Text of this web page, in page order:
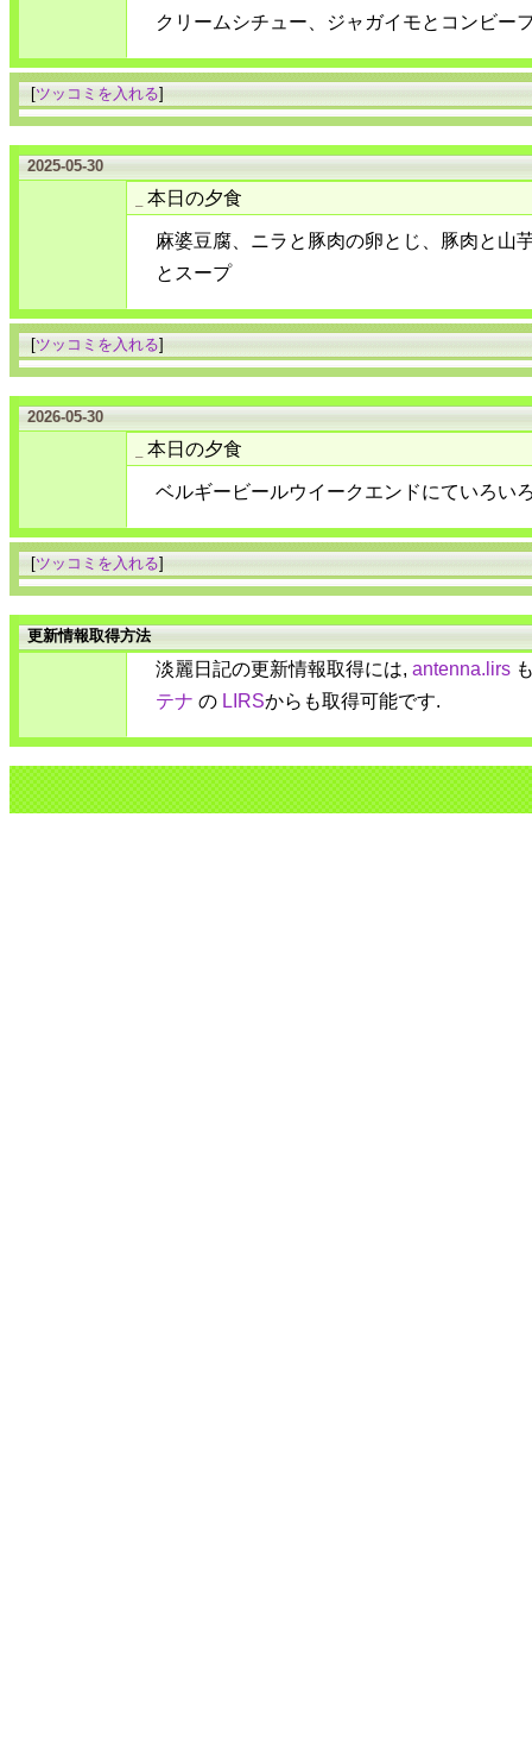
クリームシチュー、ジャガイモとコンビー
[ツッコミを入れる]
2025-05-30
本日の夕食
麻婆豆腐、ニラと豚肉の卵とじ、豚肉と山
とスープ
[ツッコミを入れる]
2026-05-30
本日の夕食
ベルギービールウイークエンドにていろい
[ツッコミを入れる]
更新情報取得方法
淡麗日記の更新情報取得には, antenna.lirs
テナ の LIRSからも取得可能です.